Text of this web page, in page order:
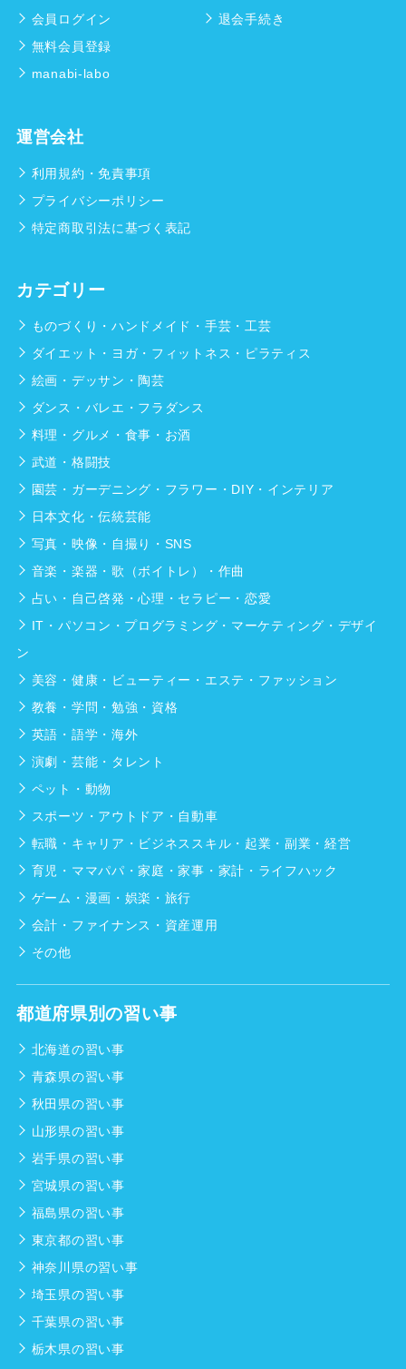
会員ログイン
無料会員登録
manabi-labo
退会手続き
運営会社
利用規約・免責事項
プライバシーポリシー
特定商取引法に基づく表記
カテゴリー
ものづくり・ハンドメイド・手芸・工芸
ダイエット・ヨガ・フィットネス・ピラティス
絵画・デッサン・陶芸
ダンス・バレエ・フラダンス
料理・グルメ・食事・お酒
武道・格闘技
園芸・ガーデニング・フラワー・DIY・インテリア
日本文化・伝統芸能
写真・映像・自撮り・SNS
音楽・楽器・歌（ボイトレ）・作曲
占い・自己啓発・心理・セラピー・恋愛
IT・パソコン・プログラミング・マーケティング・デザイ
ン
美容・健康・ビューティー・エステ・ファッション
教養・学問・勉強・資格
英語・語学・海外
演劇・芸能・タレント
ペット・動物
スポーツ・アウトドア・自動車
転職・キャリア・ビジネススキル・起業・副業・経営
育児・ママパパ・家庭・家事・家計・ライフハック
ゲーム・漫画・娯楽・旅行
会計・ファイナンス・資産運用
その他
都道府県別の習い事
北海道の習い事
青森県の習い事
秋田県の習い事
山形県の習い事
岩手県の習い事
宮城県の習い事
福島県の習い事
東京都の習い事
神奈川県の習い事
埼玉県の習い事
千葉県の習い事
栃木県の習い事